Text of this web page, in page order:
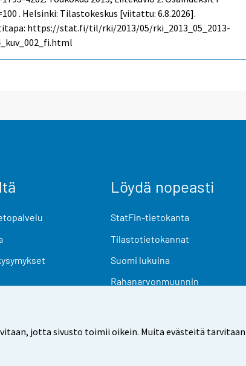
jotta sivusto toimii oikein. Muita evästeitä
. Helsinki: Tilastokeskus [viitattu: 6.8.2026].
https://stat.fi/til/rki/2013/05/rki_2013_05_2013-
Löydä nopeasti
StatFin-tietokanta
Tilastotietokannat
Suomi lukuina
Rahanarvonmuunnin